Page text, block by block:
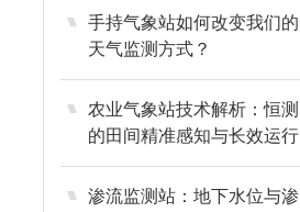
手持气象站如何改变我们的
天气监测方式？
农业气象站技术解析：恒测
的田间精准感知与长效运行
逻辑
渗流监测站：地下水位与渗